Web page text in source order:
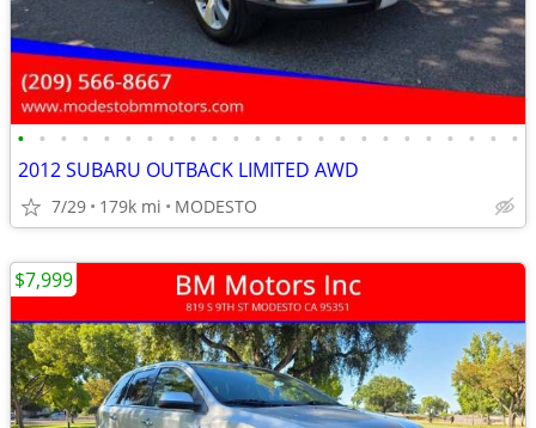
• • • • • • • • • • • • • • • • • • • • • • • •
2012 SUBARU OUTBACK LIMITED AWD
7/29 179k mi MODESTO
$7,999